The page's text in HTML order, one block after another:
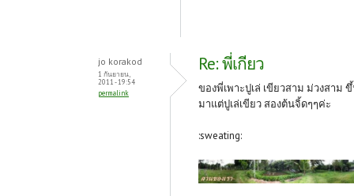
jo korakod
1 กันยายน,
2011 - 19:54
permalink
Re: พี่เกียว
ของพี่เพาะปูเล่ เขียวสาม ม่วงสาม
มาแต่ปูเล่เขียว สองต้นจิ้ดๆๆค่ะ
:sweating: